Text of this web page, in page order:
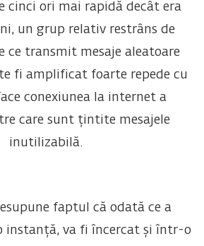
cinci ori mai rapidă decât era
un grup relativ restrâns de
ce transmit mesaje aleatoare
fi amplificat foarte repede cu
conexiunea la internet a
care sunt țintite mesajele
inutilizabilă.
faptul că odată ce a
va fi încercat și într-o